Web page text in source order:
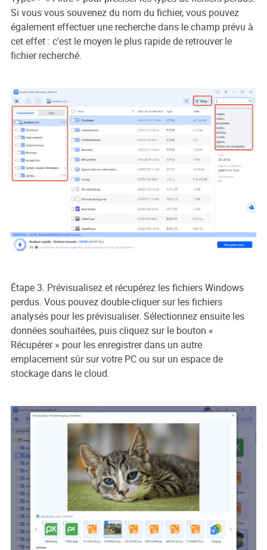
Si vous vous souvenez du nom du fichier, vous pouvez
également effectuer une recherche dans le champ prévu à
cet effet : c'est le moyen le plus rapide de retrouver le
fichier recherché.
Étape 3. Prévisualisez et récupérez les fichiers Windows
perdus. Vous pouvez double-cliquer sur les fichiers
analysés pour les prévisualiser. Sélectionnez ensuite les
données souhaitées, puis cliquez sur le bouton «
Récupérer » pour les enregistrer dans un autre
emplacement sûr sur votre PC ou sur un espace de
stockage dans le cloud.